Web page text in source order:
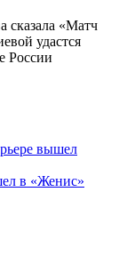
сказала «Матч
удастся
России
вышел
в «Женис»